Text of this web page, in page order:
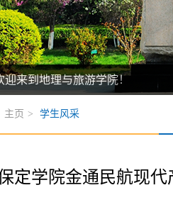
迎来到地理与旅游学院！
主页 > 学生风采
定学院金通民航现